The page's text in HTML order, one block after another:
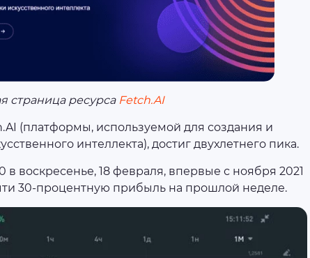
страница ресурса Fetch.AI
(платформы, используемой для создания и
интеллекта), достиг двухлетнего пика.
воскресенье, 18 февраля, впервые с ноября 2021
30-процентную прибыль на прошлой неделе.